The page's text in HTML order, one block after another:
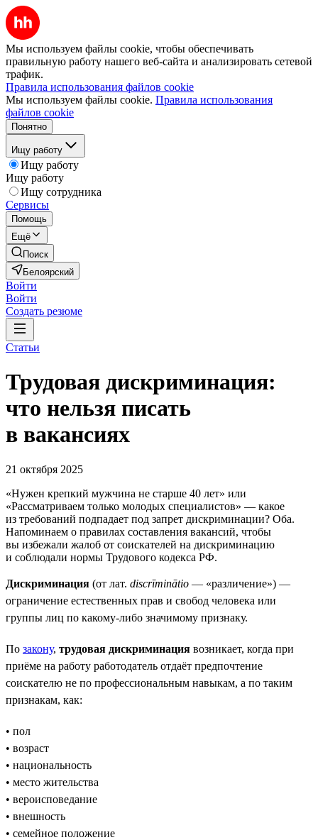
Мы используем файлы cookie, чтобы обеспечивать
правильную работу нашего веб-сайта и анализировать сетевой
трафик.
Правила использования файлов cookie
Мы используем файлы cookie. Правила использования
файлов cookie
Понятно
Ищу работу
Ищу работу
Ищу работу
Ищу сотрудника
Сервисы
Помощь
Ещё
Поиск
Белоярский
Войти
Войти
Создать резюме
Статьи
Трудовая дискриминация:
что нельзя писать
в вакансиях
21 октября 2025
«Нужен крепкий мужчина не старше 40 лет» или
«Рассматриваем только молодых специалистов» — какое
из требований подпадает под запрет дискриминации? Оба.
Напоминаем о правилах составления вакансий, чтобы
вы избежали жалоб от соискателей на дискриминацию
и соблюдали нормы Трудового кодекса РФ.
Дискриминация (от лат. discrīminātio — «различение») —
ограничение естественных прав и свобод человека или
группы лиц по какому-либо значимому признаку.
По закону, трудовая дискриминация возникает, когда при
приёме на работу работодатель отдаёт предпочтение
соискателю не по профессиональным навыкам, а по таким
признакам, как:
• пол
• возраст
• национальность
• место жительства
• вероисповедание
• внешность
• семейное положение